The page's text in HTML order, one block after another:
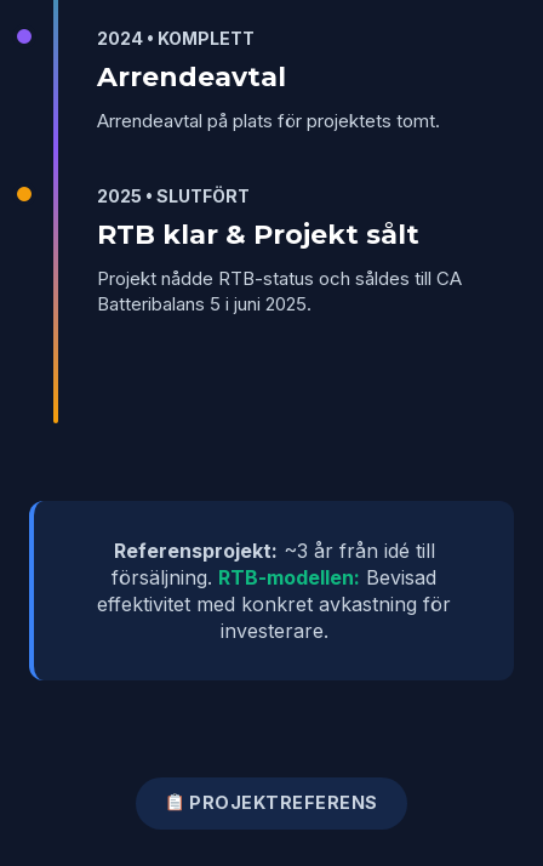
2024 • KOMPLETT
Arrendeavtal
Arrendeavtal på plats för projektets tomt.
2025 • SLUTFÖRT
RTB klar & Projekt sålt
Projekt nådde RTB-status och såldes till CA
Batteribalans 5 i juni 2025.
Referensprojekt: ~3 år från idé till
försäljning. RTB-modellen: Bevisad
effektivitet med konkret avkastning för
investerare.
PROJEKTREFERENS